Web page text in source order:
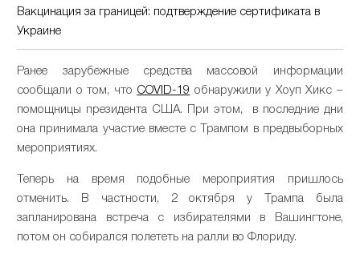
Вакцинация за границей: подтверждение сертификата в
Украине
Ранее зарубежные средства массовой информации
сообщали о том, что COVID-19 обнаружили у Хоуп Хикс –
помощницы президента США. При этом, в последние дни
она принимала участие вместе с Трампом в предвыборных
мероприятиях.
Теперь на время подобные мероприятия пришлось
отменить. В частности, 2 октября у Трампа была
запланирована встреча с избирателями в Вашингтоне,
потом он собирался полететь на ралли во Флориду.